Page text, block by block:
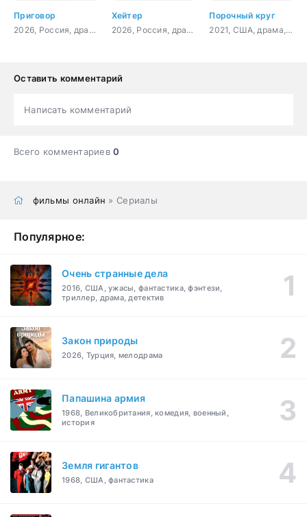
Приговор
2026, Россия, драма, криминал, триллер
Хейтер
2026, Россия, драма, мелодрама
Порочный круг
2021, США, драма, криминал
Оставить комментарий
Написать комментарий
Всего комментариев0
фильмы онлайн » Сериалы
Популярное:
Очень странные дела
2016, США, ужасы, фантастика, фэнтези,
триллер, драма, детектив
Закон природы
2026, Турция, мелодрама
Папашина армия
1968, Великобритания, комедия, военный,
история
Земля гигантов
1968, США, фантастика